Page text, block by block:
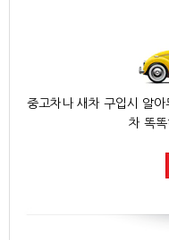
중고차나 새차 구입시 알
차 똑